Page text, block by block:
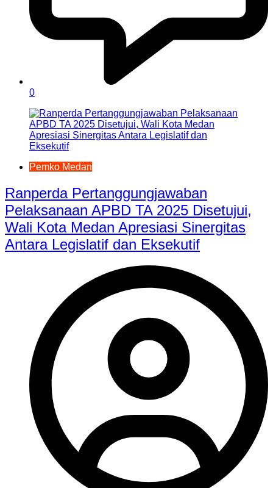
0
Pemko Medan
Ranperda Pertanggungjawaban
Pelaksanaan APBD TA 2025 Disetujui,
Wali Kota Medan Apresiasi Sinergitas
Antara Legislatif dan Eksekutif